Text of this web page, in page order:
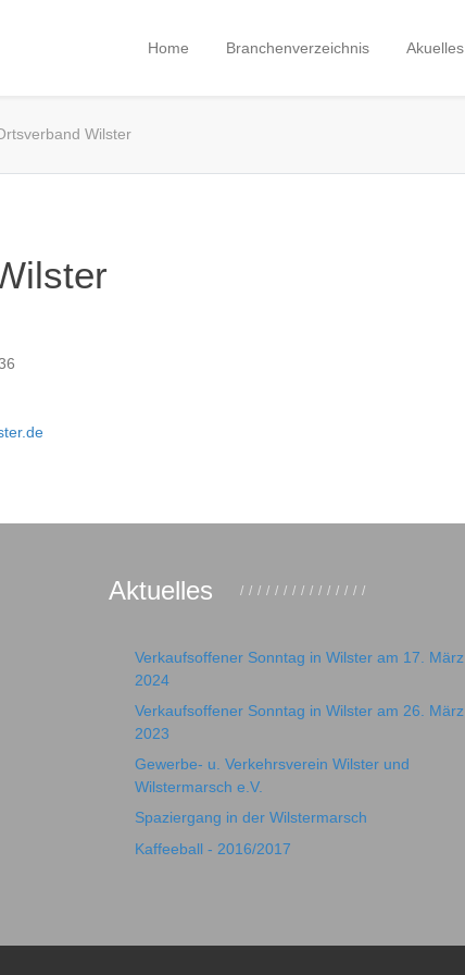
Home Branchenverzeichnis Akuelles
Wilster
Aktuelles
Verkaufsoffener Sonntag in Wilster am 17. März
2024
Verkaufsoffener Sonntag in Wilster am 26. März
2023
Gewerbe- u. Verkehrsverein Wilster und
Wilstermarsch e.V.
Spaziergang in der Wilstermarsch
Kaffeeball - 2016/2017